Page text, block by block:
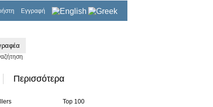
Εγγραφή
Περισσότερα
Top 100